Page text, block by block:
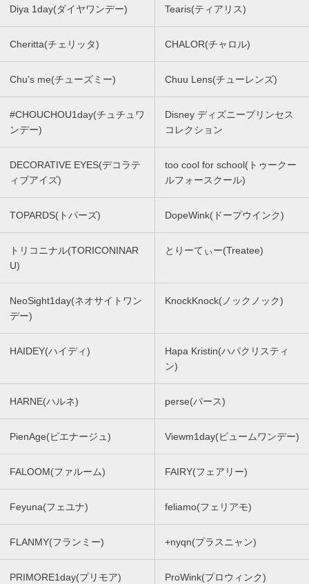
Diya 1day(ダイヤワンデー) Tearis(ティアリス)
Cheritta(チェリッタ) CHALOR(チャロル)
Chu's me(チューズミー) Chuu Lens(チューレンズ)
#CHOUCHOU1day(チュチュワ
ンデー)
Disney ディズニープリンセス
コレクション
DECORATIVE EYES(デコラテ
ィブアイズ)
too cool for school(トゥークー
ルフォースクール)
TOPARDS(トパーズ) DopeWink(ドープウインク)
トリコニナル(TORICONINAR
U)
とりーてぃー(Treatee)
NeoSight1day(ネオサイトワン
デー)
KnockKnock(ノックノック)
HAIDEY(ハイディ)
Hapa Kristin(ハパクリスティ
ン)
HARNE(ハルネ) perse(パース)
PienAge(ピエナージュ) Viewm1day(ビュームワンデー)
FALOOM(ファルーム) FAIRY(フェアリー)
Feyuna(フェユナ) feliamo(フェリアモ)
FLANMY(フランミー) +nyqn(プラスニャン)
PRIMORE1day(プリモア) ProWink(プロウィンク)